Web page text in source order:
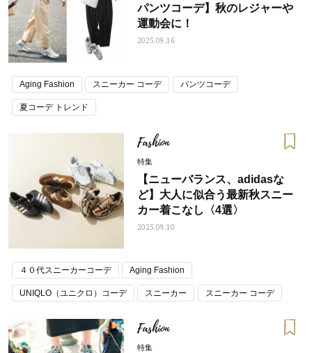
パンツコーデ】秋のレジャーや
運動会に！
2025.09.16
Aging Fashion スニーカー コーデ パンツコーデ
夏コーデ トレンド
Fashion
特集
【ニューバランス、adidasな
ど】大人に似合う最新秋スニー
カー着こなし〈4選〉
2025.09.10
４０代スニーカーコーデ Aging Fashion
UNIQLO（ユニクロ）コーデ スニーカー スニーカー コーデ
冬コーデ トレンド
Fashion
特集